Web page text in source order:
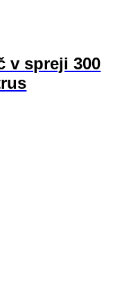
v spreji 300